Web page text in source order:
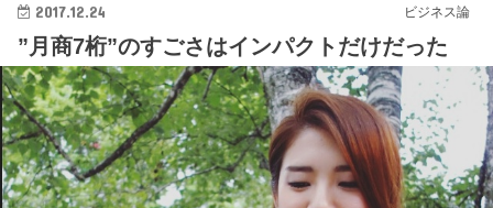
ビジネス論
2017.12.24
”月商7桁”のすごさはインパクトだけだった